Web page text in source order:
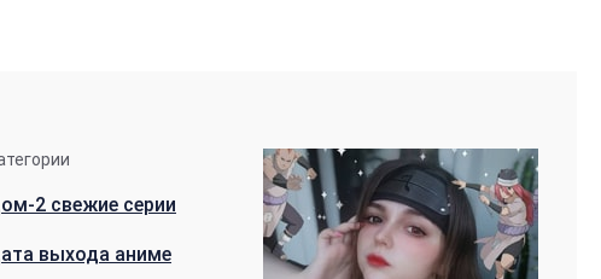
2 свежие серии
выхода аниме